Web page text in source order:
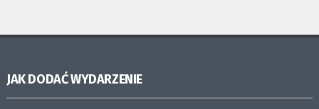
JAK DODAĆ WYDARZENIE